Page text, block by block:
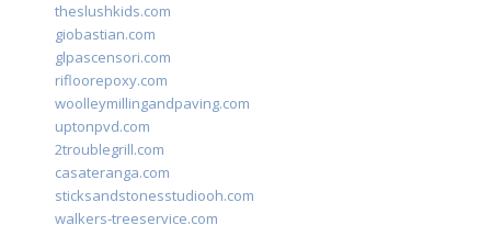
theslushkids.com
giobastian.com
glpascensori.com
rifloorepoxy.com
woolleymillingandpaving.com
uptonpvd.com
2troublegrill.com
casateranga.com
sticksandstonesstudiooh.com
walkers-treeservice.com